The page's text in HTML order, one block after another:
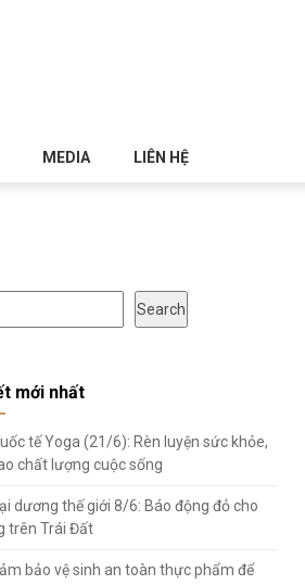
MEDIA LIÊN HỆ
Search
mới nhất
tế Yoga (21/6): Rèn luyện sức khỏe,
chất lượng cuộc sống
dương thế giới 8/6: Báo động đỏ cho
trên Trái Đất
bảo vệ sinh an toàn thực phẩm để